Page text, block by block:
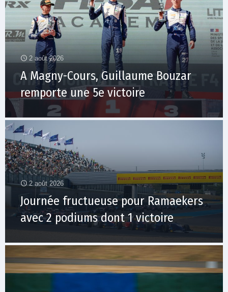
2 août 2026
A Magny-Cours, Guillaume Bouzar
remporte une 5e victoire
2 août 2026
Journée fructueuse pour Ramaekers
avec 2 podiums dont 1 victoire